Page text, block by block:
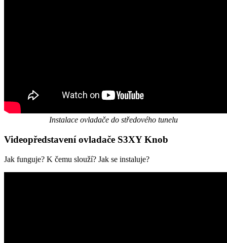
Instalace ovladače do středového tunelu
Videopředstavení ovladače S3XY Knob
Jak funguje? K čemu slouží? Jak se instaluje?